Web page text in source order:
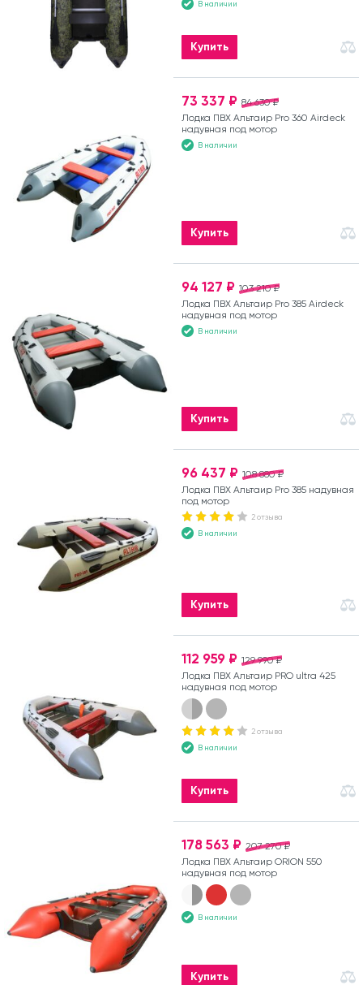
В наличии
Купить
84 630 ₽
73 337 ₽
Лодка ПВХ Альтаир Pro 360 Airdeck
надувная под мотор
В наличии
Купить
103 210 ₽
94 127 ₽
Лодка ПВХ Альтаир Pro 385 Airdeck
надувная под мотор
В наличии
Купить
108 880 ₽
96 437 ₽
Лодка ПВХ Альтаир Pro 385 надувная
под мотор
2 отзыва
В наличии
Купить
129 990 ₽
112 959 ₽
Лодка ПВХ Альтаир PRO ultra 425
надувная под мотор
2 отзыва
В наличии
Купить
207 270 ₽
178 563 ₽
Лодка ПВХ Альтаир ORION 550
надувная под мотор
В наличии
Купить